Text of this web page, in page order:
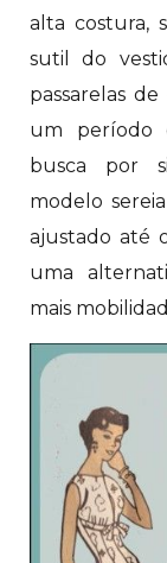
alta costura,
sutil do
passarelas
um período
busca por
modelo
ajustado até
uma
mais